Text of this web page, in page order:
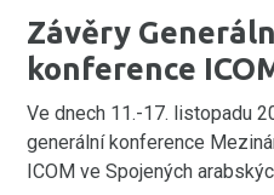
Závěry
konference
Ve dnech 11.-17. listopadu
generální konference
ICOM ve Spojených